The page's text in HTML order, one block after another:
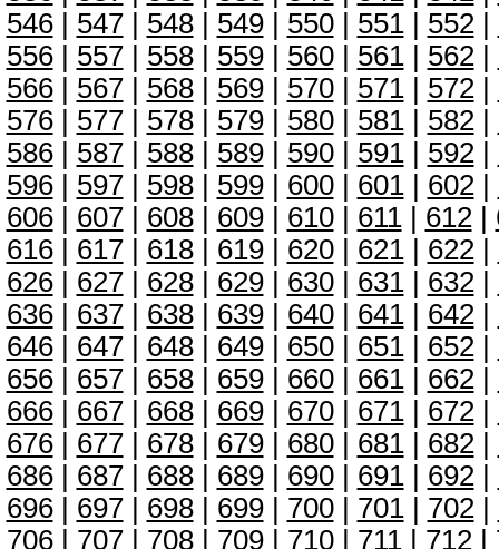
546| 547| 548| 549| 550| 551| 552|
556| 557| 558| 559| 560| 561| 562|
566| 567| 568| 569| 570| 571| 572|
576| 577| 578| 579| 580| 581| 582|
586| 587| 588| 589| 590| 591| 592|
596| 597| 598| 599| 600| 601| 602|
606| 607| 608| 609| 610| 611| 612|
616| 617| 618| 619| 620| 621| 622|
626| 627| 628| 629| 630| 631| 632|
636| 637| 638| 639| 640| 641| 642|
646| 647| 648| 649| 650| 651| 652|
656| 657| 658| 659| 660| 661| 662|
666| 667| 668| 669| 670| 671| 672|
676| 677| 678| 679| 680| 681| 682|
686| 687| 688| 689| 690| 691| 692|
696| 697| 698| 699| 700| 701| 702|
706| 707| 708| 709| 710| 711| 712|